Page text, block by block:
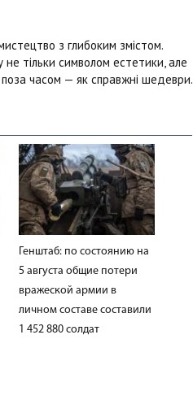
з глибоким змістом.
не тільки символом естетики, але
часом — як справжні шедеври.
Генштаб: по состоянию на
5 августа общие потери
вражеской армии в
личном составе составили
1 452 880 солдат